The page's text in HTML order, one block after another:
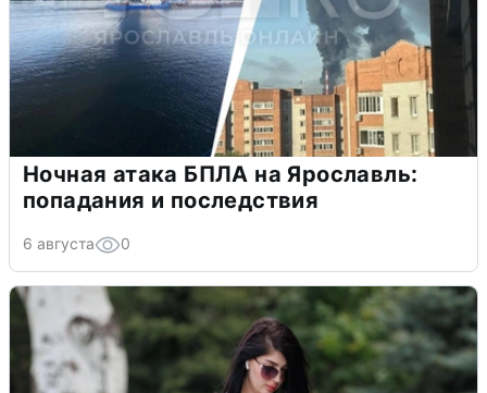
Ночная атака БПЛА на Ярославль:
попадания и последствия
6 августа 0